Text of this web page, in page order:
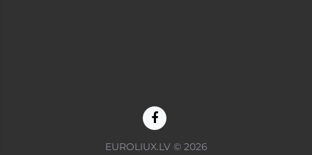
EUROLIUX.LV © 2026